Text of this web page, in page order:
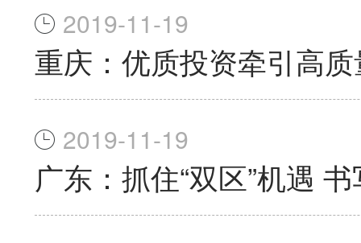
2019-11-19
重庆：优质投资牵引高
2019-11-19
广东：抓住“双区”机遇